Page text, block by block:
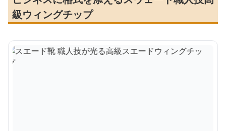
級ウィングチップ